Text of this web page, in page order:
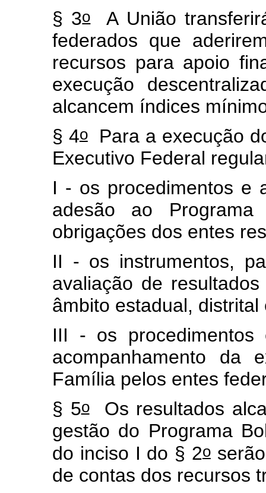
§ 3oA União
federados que
recursos para apoio
execução
alcancem índices
§ 4oPara a execução
Executivo Federal
I - os procedimentos e
adesão ao
obrigações dos entes
II - os instrumentos,
avaliação de
âmbito estadual,
III - os procedimentos
acompanhamento da
Família pelos entes
§ 5oOs resultados
gestão do Programa
do inciso I do § 2oserão
de contas dos recursos